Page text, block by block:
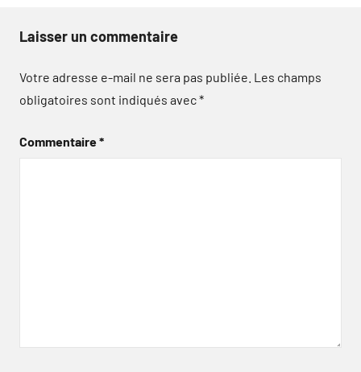
Laisser un commentaire
Votre adresse e-mail ne sera pas publiée. Les champs
obligatoires sont indiqués avec*
Commentaire*